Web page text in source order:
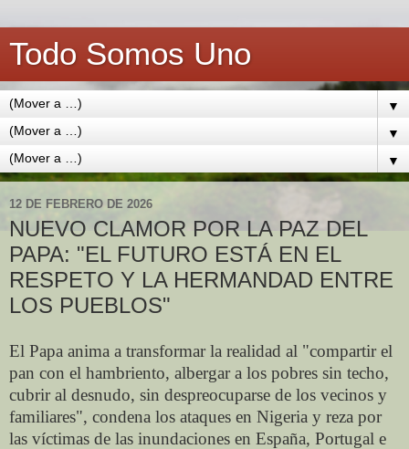
Todo Somos Uno
▼
▼
▼
12 DE FEBRERO DE 2026
NUEVO CLAMOR POR LA PAZ DEL
PAPA: "EL FUTURO ESTÁ EN EL
RESPETO Y LA HERMANDAD ENTRE
LOS PUEBLOS"
El Papa anima a transformar la realidad al "compartir el
pan con el hambriento, albergar a los pobres sin techo,
cubrir al desnudo, sin despreocuparse de los vecinos y
familiares", condena los ataques en Nigeria y reza por
las víctimas de las inundaciones en España, Portugal e